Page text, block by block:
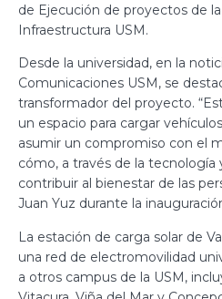
de Ejecución de proyectos de
Infraestructura USM.
Desde la universidad, en la
Comunicaciones USM, se
transformador del proyecto.
un espacio para cargar
asumir un compromiso con el
cómo, a través de la tecnología
contribuir al bienestar de las
Juan Yuz durante la
La estación de carga solar de
una red de electromovilidad
a otros campus de la USM,